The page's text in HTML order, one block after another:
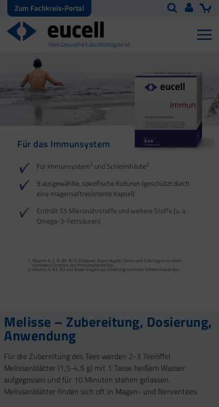
Zum Fachkreis-Portal
Für das Immunsystem
Für Immunsystem1 und Schleimhäute2
9 ausgewählte, spezifische Kulturen (geschützt durch
eine magensaftresistente Kapsel)
Enthält 55 Mikronährstoffe und weitere Stoffe (u. a.
Omega-3-Fettsäuren)
Vitamin A, C, D, B6, B12, Folsäure, Eisen, Kupfer, Selen und Zink tragen zu einer
normalen Funktion des Immunsystems bei.
Vitamin A, B2, B3 und Biotin tragen zur Erhaltung normaler Schleimhäute bei.
Für Haut, Haare und
4
Vitamin A, Beta-Carotin, Vitamine B2, B3, Biotin und Zink tragen zur Erhaltung
Für Ihre natürliche
normalen Stoffwechsel von Makronährstoffen bei.
Vitamin B2 und Biotin tragen zur Erhaltung normaler Schleimhäute (einschließlich
Darmschleimhaut) bei.
Vitamin D und Zink tragen zur normalen Funktion des Immunsystems bei.
Melisse – Zubereitung, Dosierung,
Anwendung
Für die Zubereitung des Tees werden 2-3 Teelöffel
Melissenblätter (1,5-4,5 g) mit 1 Tasse heißem Wasser
aufgegossen und für 10 Minuten stehen gelassen.
Melissenblätter finden sich oft in Magen- und Nerventees.